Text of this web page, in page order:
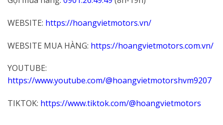
WEBSITE: https://hoangvietmotors.vn/
WEBSITE MUA HÀNG: https://hoangvietmotors.com.vn/
YOUTUBE:
https://www.youtube.com/@hoangvietmotorshvm9207
TIKTOK: https://www.tiktok.com/@hoangvietmotors